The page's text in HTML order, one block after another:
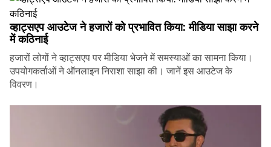
व्हाट्सएप आउटेज ने हजारों को प्रभावित किया: मीडिया साझा करने
में कठिनाई
हजारों लोगों ने व्हाट्सएप पर मीडिया भेजने में समस्याओं का सामना किया।
उपयोगकर्ताओं ने ऑनलाइन निराशा साझा की। जानें इस आउटेज के
विवरण।